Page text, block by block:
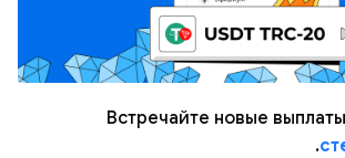
Встречайте новые
.